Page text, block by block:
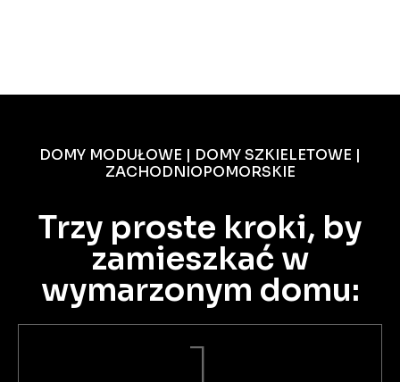
DOMY MODUŁOWE | DOMY SZKIELETOWE |
ZACHODNIOPOMORSKIE
Trzy proste kroki, by
zamieszkać w
wymarzonym domu: